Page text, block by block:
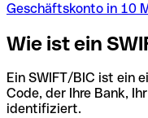
Geschäftskonto in 10
Wie ist ein
Ein SWIFT/BIC ist ein
Code, der Ihre Bank,
identifiziert.